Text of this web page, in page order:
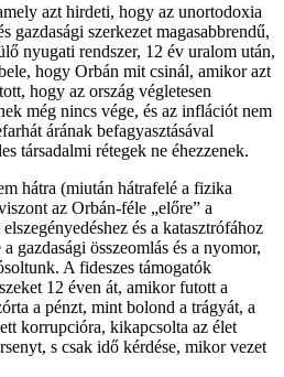
azt hirdeti, hogy az unortodoxia
gazdasági szerkezet magasabbrendű,
nyugati rendszer, 12 év uralom után,
hogy Orbán mit csinál, amikor azt
hogy az ország végletesen
még nincs vége, és az inflációt nem
árának befagyasztásával
társadalmi rétegek ne éhezzenek.
hátra (miután hátrafelé a fizika
az Orbán-féle „előre” a
és a katasztrófához
gazdasági összeomlás és a nyomor,
A fideszes támogatók
12 éven át, amikor futott a
a pénzt, mint bolond a trágyát, a
korrupcióra, kikapcsolta az élet
s csak idő kérdése, mikor vezet